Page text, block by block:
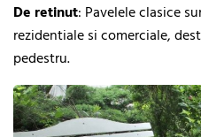
De retinut: Pavelele clasice
rezidentiale si comerciale,
pedestru.